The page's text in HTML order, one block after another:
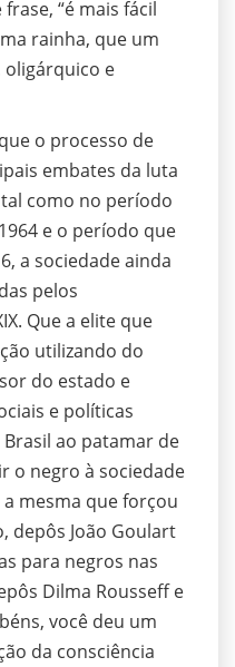
“é mais fácil
rainha, que um
e
o processo de
embates da luta
como no período
e o período que
a sociedade ainda
pelos
Que a elite que
utilizando do
do estado e
e políticas
ao patamar de
o negro à sociedade
mesma que forçou
depôs João Goulart
para negros nas
Dilma Rousseff e
você deu um
da consciência